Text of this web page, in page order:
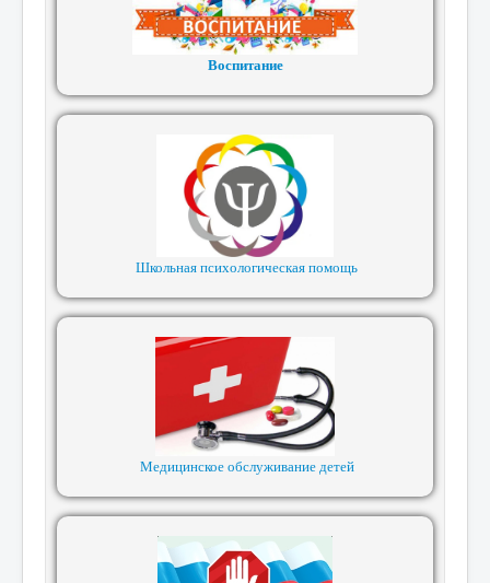
Воспитание
Школьная психологическая помощь
Медицинское обслуживание детей